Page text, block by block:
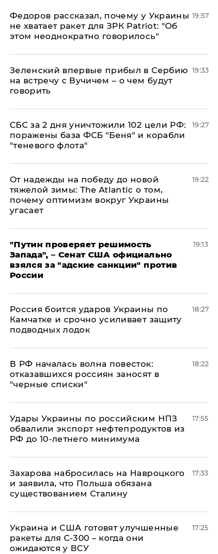
Федоров рассказал, почему у Украины
не хватает ракет для ЗРК Patriot: "Об
этом неоднократно говорилось"
19:57
Зеленский впервые прибыл в Сербию
на встречу с Вучичем – о чем будут
говорить
19:33
СБС за 2 дня уничтожили 102 цели РФ:
поражены база ФСБ "Беня" и корабли
"теневого флота"
19:27
От надежды на победу до новой
тяжелой зимы: The Atlantic о том,
почему оптимизм вокруг Украины
угасает
19:22
"Путин проверяет решимость
Запада", – Сенат США официально
взялся за "адские санкции" против
России
19:13
Россия боится ударов Украины по
Камчатке и срочно усиливает защиту
подводных лодок
18:27
​В РФ началась волна повесток:
отказавшихся россиян заносят в
"черные списки"
18:22
Удары Украины по российским НПЗ
обвалили экспорт нефтепродуктов из
РФ до 10-летнего минимума
17:55
​Захарова набросилась на Навроцкого
и заявила, что Польша обязана
существованием Сталину
17:33
Украина и США готовят улучшенные
ракеты для С-300 – когда они
ожидаются у ВСУ
17:25